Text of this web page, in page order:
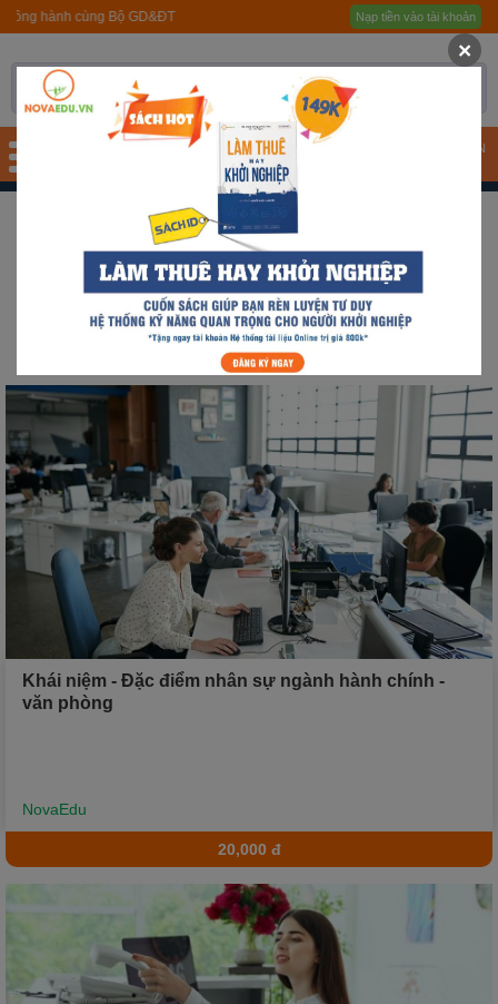
Trang chủ
Giới thiệu
Quy trình hướng nghiệp
Tài liệu
Nhóm ngành nghề
Gương sáng học sinh -
người nổi tiếng
Xu hướng ngành nghề
Hỗ trợ
$ Nạp tiền
cùng Bộ GD&ĐT Nạp tiền vào tài khoản
TÀI KHOẢN
HÀNH CHÍNH - VĂN PHÒNG
Sắp xếp theo mặc định
Sắp xếp theo giá bán
Khái niệm - Đặc điểm nhân sự ngành hành chính -
văn phòng
NovaEdu
20,000 đ
×